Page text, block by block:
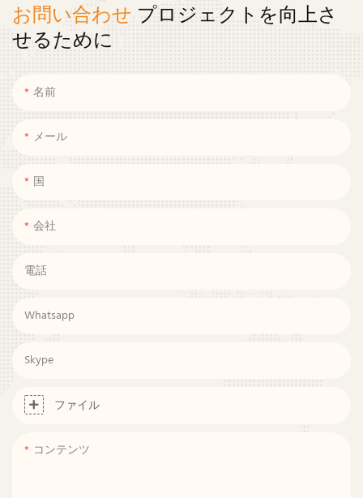
お問い合わせ プロジェクトを向上さ
せるために
名前
メール
国
会社
電話
Whatsapp
Skype
ファイル
コンテンツ